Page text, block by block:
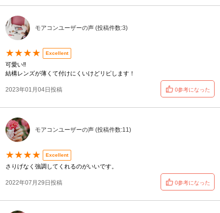
モアコンユーザーの声 (投稿件数:3)
★★★★ Excellent
可愛い‼︎
結構レンズが薄くて付けにくいけどリピします！
2023年01月04日投稿 0参考になった
モアコンユーザーの声 (投稿件数:11)
★★★★ Excellent
さりげなく強調してくれるのがいいです。
2022年07月29日投稿 0参考になった